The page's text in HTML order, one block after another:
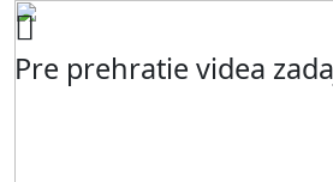
Pre prehratie videa